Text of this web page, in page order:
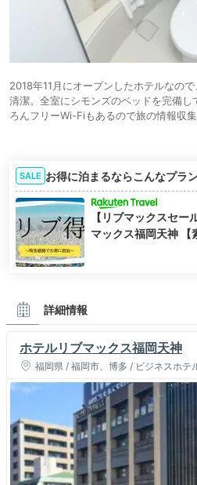
2018年11月にオープンしたホテルなの
清潔。全室にシモンズのベッドを完備
ろんフリーWi-Fiもあるので旅の情報収集
SALE お得に泊まるならこんなプラ
【リブマックスセ
マックス福岡天神 【
詳細情報
ホテルリブマックス福岡天神
福岡県 / 福岡市、博多 / ビジネスホテ